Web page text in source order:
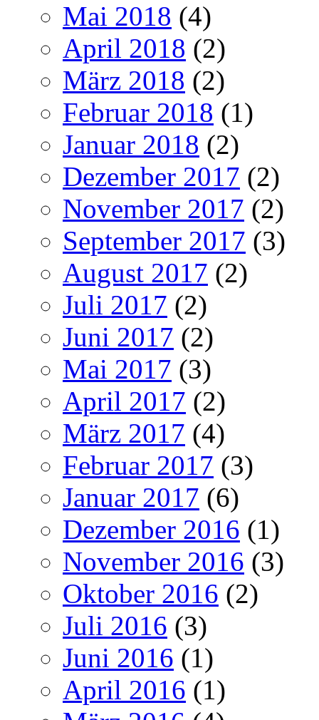
Mai 2018 (4)
April 2018 (2)
März 2018 (2)
Februar 2018 (1)
Januar 2018 (2)
Dezember 2017 (2)
November 2017 (2)
September 2017 (3)
August 2017 (2)
Juli 2017 (2)
Juni 2017 (2)
Mai 2017 (3)
April 2017 (2)
März 2017 (4)
Februar 2017 (3)
Januar 2017 (6)
Dezember 2016 (1)
November 2016 (3)
Oktober 2016 (2)
Juli 2016 (3)
Juni 2016 (1)
April 2016 (1)